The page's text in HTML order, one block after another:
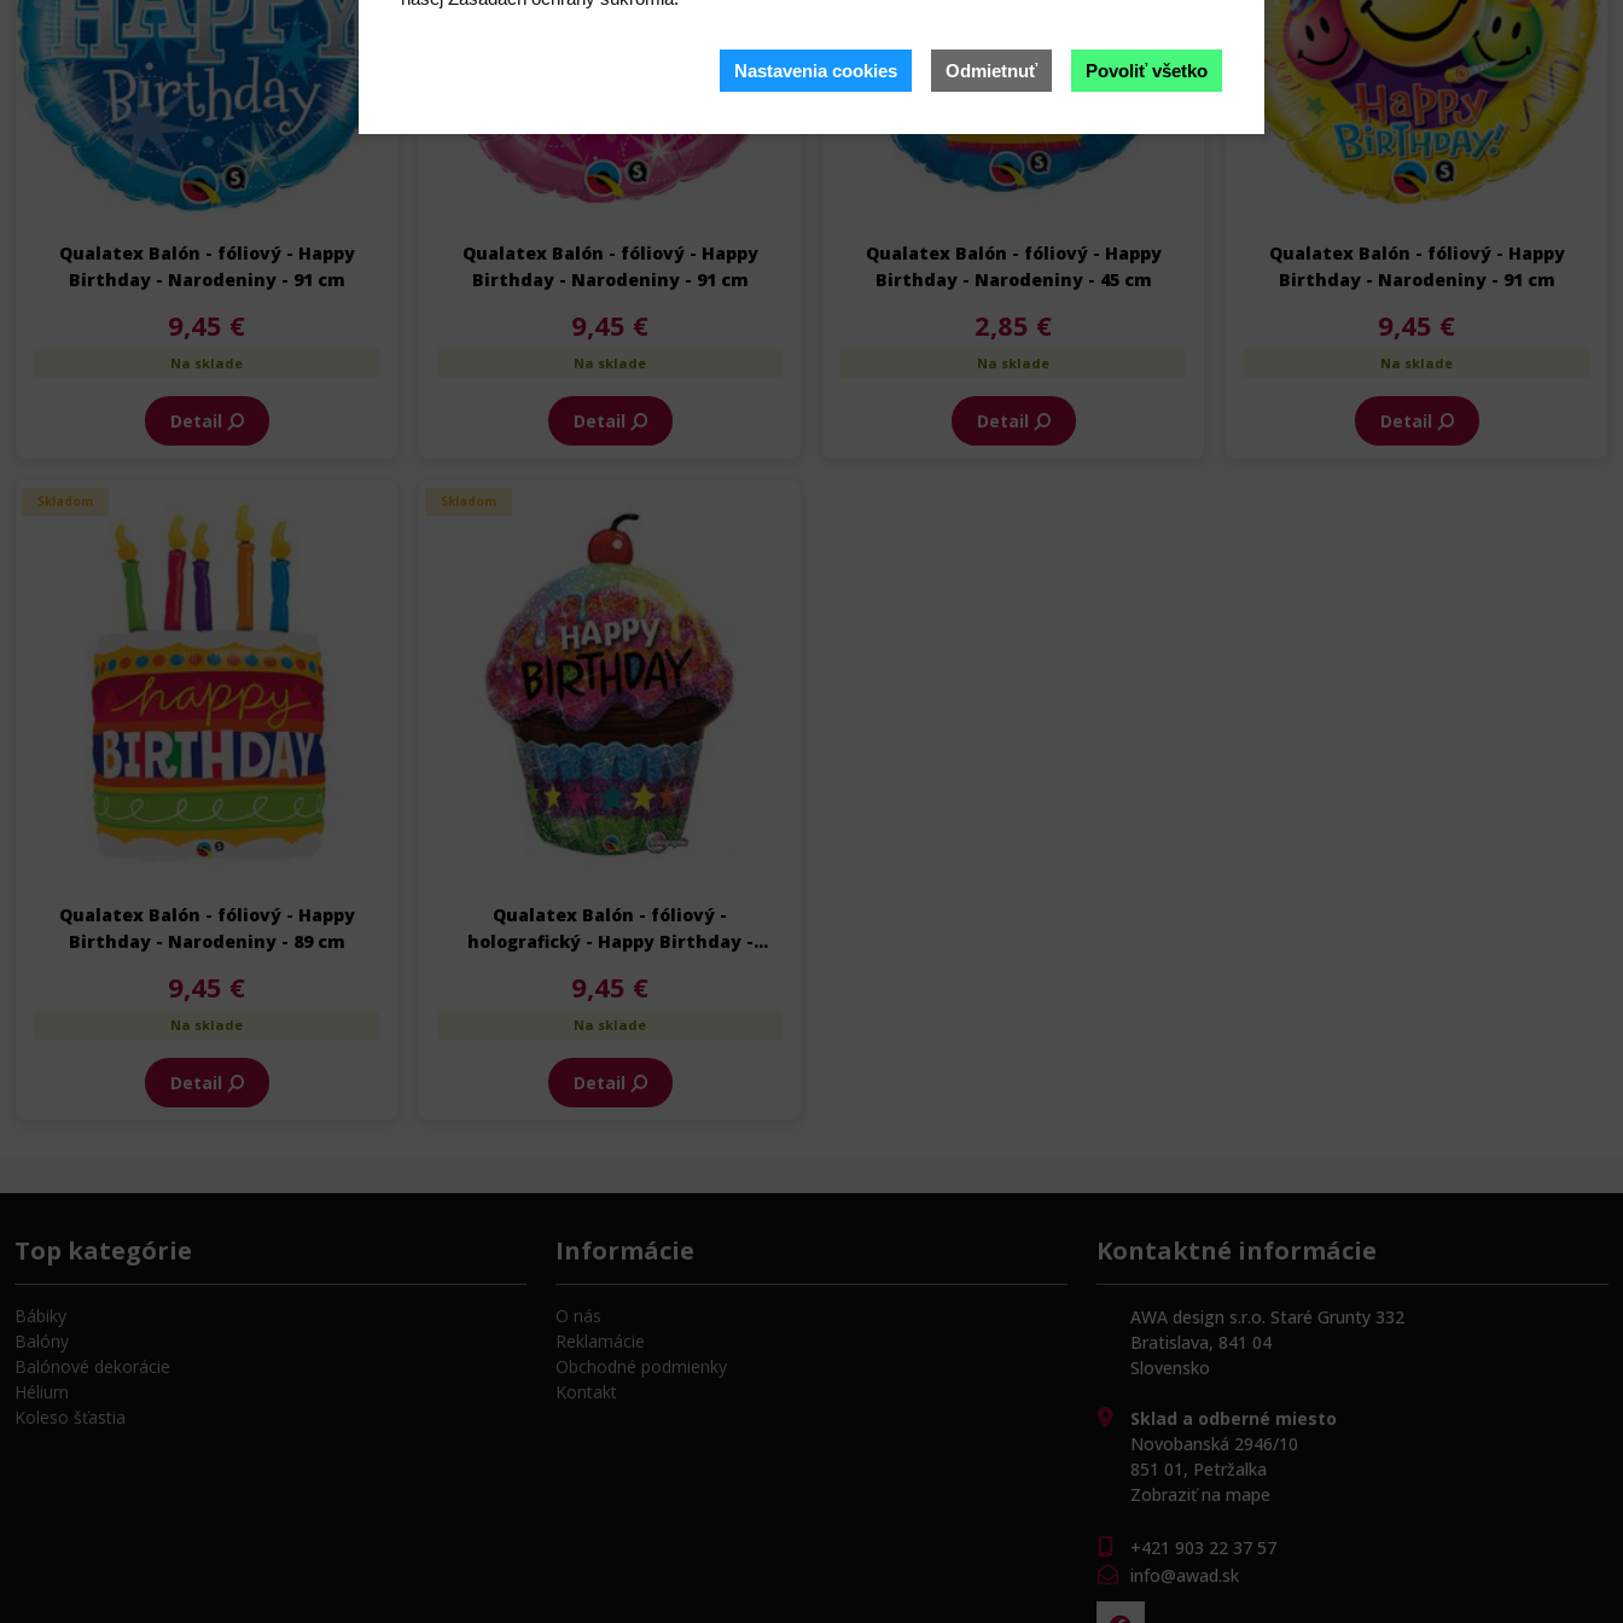
Qualatex Balón - fóliový - Happy
Birthday - Narodeniny - 91 cm
9,45 €
Na sklade
Detail
Qualatex Balón - fóliový - Happy
Birthday - Narodeniny - 91 cm
9,45 €
Na sklade
Detail
Qualatex Balón - fóliový - Happy
Birthday - Narodeniny - 45 cm
2,85 €
Na sklade
Detail
Qualatex Balón - fóliový - Happy
Birthday - Narodeniny - 91 cm
9,45 €
Na sklade
Detail
Skladom
Qualatex Balón - fóliový - Happy
Birthday - Narodeniny - 89 cm
9,45 €
Na sklade
Detail
Skladom
Qualatex Balón - fóliový -
holografický - Happy Birthday -
9,45 €
Na sklade
Detail
Top kategórie
Bábiky
Balóny
Balónové dekorácie
Hélium
Koleso šťastia
Informácie
O nás
Reklamácie
Obchodné podmienky
Kontakt
Kontaktné informácie
AWA design s.r.o. Staré Grunty 332
Bratislava, 841 04
Slovensko
Sklad a odberné miesto
Novobanská 2946/10
851 01, Petržalka
Zobraziť na mape
+421 903 22 37 57
info@awad.sk
Nastavenia cookies Odmietnuť Povoliť všetko